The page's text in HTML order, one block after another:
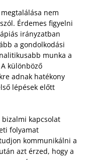
nem
Érdemes figyelni
irányzatban
a gondolkodási
munka a
különböző
adnak hatékony
lépések előtt
kapcsolat
folyamat
kommunikálni a
azt érzed, hogy a